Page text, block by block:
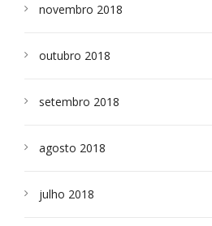
novembro 2018
outubro 2018
setembro 2018
agosto 2018
julho 2018